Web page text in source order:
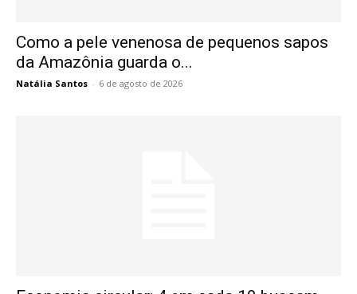
Como a pele venenosa de pequenos sapos
da Amazônia guarda o...
Natália Santos - 6 de agosto de 2026